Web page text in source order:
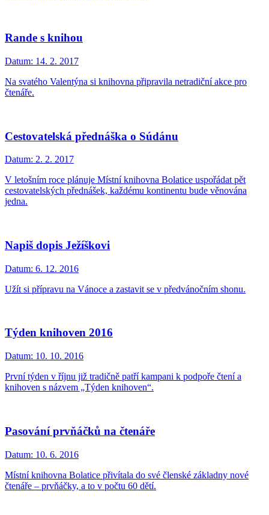
Rande s knihou
Datum: 14. 2. 2017
Na svatého Valentýna si knihovna připravila netradiční akce pro
čtenáře.
Cestovatelská přednáška o Súdánu
Datum: 2. 2. 2017
V letošním roce plánuje Místní knihovna Bolatice uspořádat pět
cestovatelských přednášek, každému kontinentu bude věnována
jedna.
Napiš dopis Ježíškovi
Datum: 6. 12. 2016
Užít si přípravu na Vánoce a zastavit se v předvánočním shonu.
Týden knihoven 2016
Datum: 10. 10. 2016
První týden v říjnu již tradičně patří kampani k podpoře čtení a
knihoven s názvem „Týden knihoven“.
Pasování prvňáčků na čtenáře
Datum: 10. 6. 2016
Místní knihovna Bolatice přivítala do své členské základny nové
čtenáře – prvňáčky, a to v počtu 60 dětí.